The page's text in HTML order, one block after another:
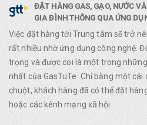
ĐẶT HÀNG GAS, GẠO, NƯỚC
GIA ĐÌNH THÔNG QUA ỨNG
Việc đặt hàng tới Trung tâm sẽ trở
rất nhiều nhờ ứng dụng công nghệ.
trọng và được coi là một trong
nhất của GasTuTe. Chỉ bằng một
chuột, khách hàng đã có thể đặt
hoặc các kênh mạng xã hội